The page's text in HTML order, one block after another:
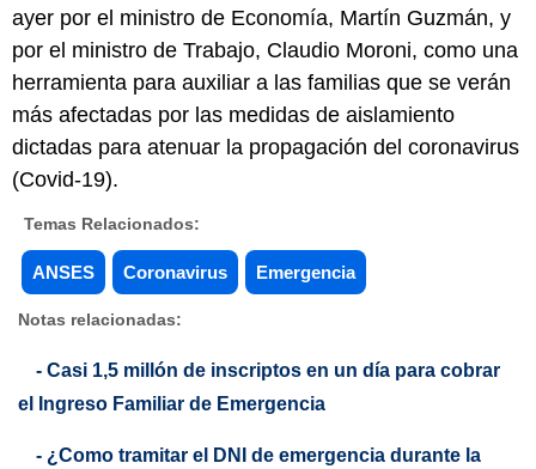
ayer por el ministro de Economía, Martín Guzmán, y
por el ministro de Trabajo, Claudio Moroni, como una
herramienta para auxiliar a las familias que se verán
más afectadas por las medidas de aislamiento
dictadas para atenuar la propagación del coronavirus
(Covid-19).
Temas Relacionados:
ANSES Coronavirus Emergencia
Notas relacionadas:
- Casi 1,5 millón de inscriptos en un día para cobrar
el Ingreso Familiar de Emergencia
- ¿Como tramitar el DNI de emergencia durante la